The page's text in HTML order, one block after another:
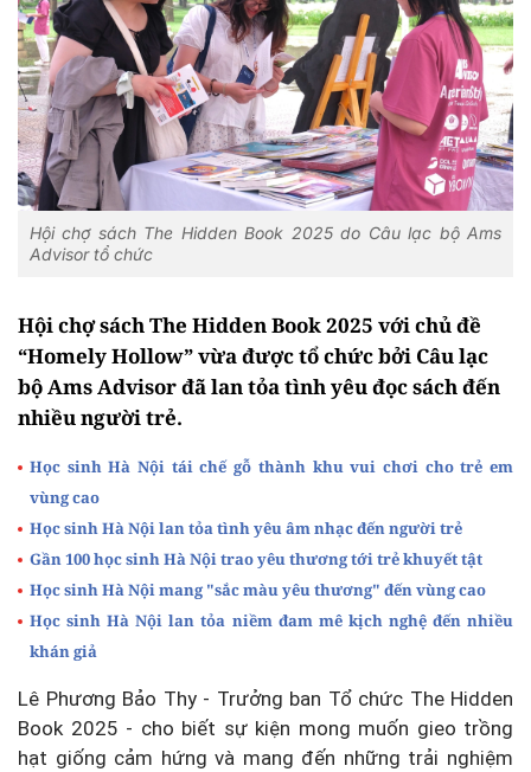
Hội chợ sách The Hidden Book 2025 do Câu lạc bộ Ams
Advisor tổ chức
Hội chợ sách The Hidden Book 2025 với chủ đề
“Homely Hollow” vừa được tổ chức bởi Câu lạc
bộ Ams Advisor đã lan tỏa tình yêu đọc sách đến
nhiều người trẻ.
Học sinh Hà Nội tái chế gỗ thành khu vui chơi cho trẻ em
vùng cao
Học sinh Hà Nội lan tỏa tình yêu âm nhạc đến người trẻ
Gần 100 học sinh Hà Nội trao yêu thương tới trẻ khuyết tật
Học sinh Hà Nội mang "sắc màu yêu thương" đến vùng cao
Học sinh Hà Nội lan tỏa niềm đam mê kịch nghệ đến nhiều
khán giả
Lê Phương Bảo Thy - Trưởng ban Tổ chức The Hidden
Book 2025 - cho biết sự kiện mong muốn gieo trồng
hạt giống cảm hứng và mang đến những trải nghiệm